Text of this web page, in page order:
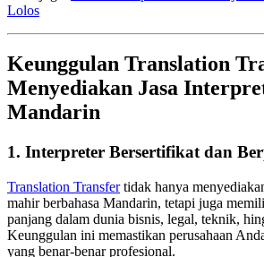
Lolos
Keunggulan Translation
Menyediakan Jasa
Mandarin
1. Interpreter Bersertifikat dan
Translation Transfertidak hanya
mahir berbahasa Mandarin, tetapi juga
panjang dalam dunia bisnis, legal, teknik,
Keunggulan ini memastikan perusahaan
yang benar-benar profesional.